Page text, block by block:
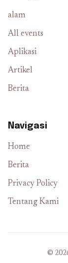
alam
All events
Aplikasi
Artikel
Berita
Navigasi
Home
Berita
Privacy Policy
Tentang Kami
©